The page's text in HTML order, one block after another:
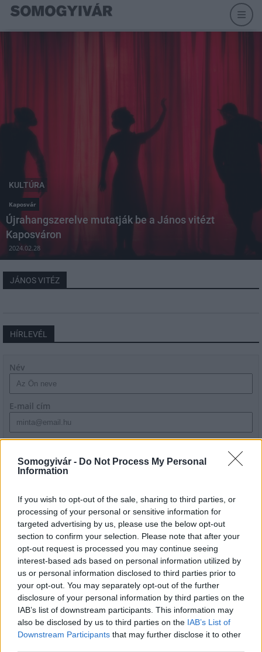
Somogyivár - Do Not Process My Personal
Information
If you wish to opt-out of the sale, sharing to third parties, or
processing of your personal or sensitive information for
targeted advertising by us, please use the below opt-out
section to confirm your selection. Please note that after your
opt-out request is processed you may continue seeing
interest-based ads based on personal information utilized by
us or personal information disclosed to third parties prior to
your opt-out. You may separately opt-out of the further
disclosure of your personal information by third parties on the
IAB’s list of downstream participants. This information may
also be disclosed by us to third parties on the IAB’s List of
Downstream Participants that may further disclose it to other
KULTÚRA
Kaposvár
Újrahangszerelve mutatják be a János vitézt
Kaposváron
2024.02.28
JÁNOS VITÉZ
HÍRLEVÉL
Név
E-mail cím
szabályzatot!
LEGFRISSEBB
Országos hírek
Megérkezett az eső a Duna vízgyűjtőjére